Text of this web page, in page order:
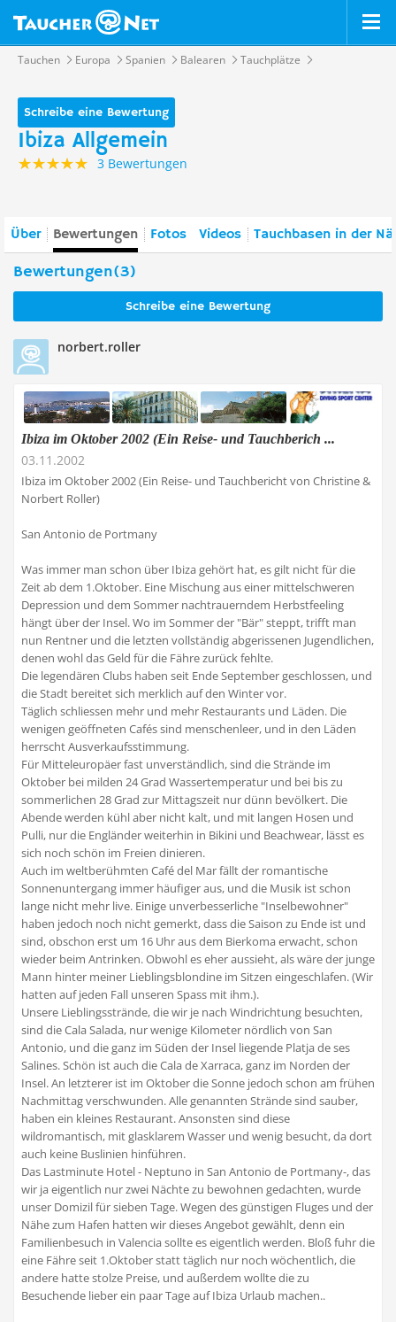
Tauchen Europa Spanien Balearen Tauchplätze
Schreibe eine Bewertung
Ibiza Allgemein
3 Bewertungen
Über Bewertungen Fotos Videos Tauchbasen in der
Bewertungen(3)
Schreibe eine Bewertung
norbert.roller
Ibiza im Oktober 2002 (Ein Reise- und Tauchberich ...
03.11.2002
Ibiza im Oktober 2002 (Ein Reise- und Tauchbericht von Christine &
Norbert Roller)
San Antonio de Portmany
Was immer man schon über Ibiza gehört hat, es gilt nicht für die
Zeit ab dem 1.Oktober. Eine Mischung aus einer mittelschweren
Depression und dem Sommer nachtrauerndem Herbstfeeling
hängt über der Insel. Wo im Sommer der "Bär" steppt, trifft man
nun Rentner und die letzten vollständig abgerissenen Jugendlichen,
denen wohl das Geld für die Fähre zurück fehlte.
Die legendären Clubs haben seit Ende September geschlossen, und
die Stadt bereitet sich merklich auf den Winter vor.
Täglich schliessen mehr und mehr Restaurants und Läden. Die
wenigen geöffneten Cafés sind menschenleer, und in den Läden
herrscht Ausverkaufsstimmung.
Für Mitteleuropäer fast unverständlich, sind die Strände im
Oktober bei milden 24 Grad Wassertemperatur und bei bis zu
sommerlichen 28 Grad zur Mittagszeit nur dünn bevölkert. Die
Abende werden kühl aber nicht kalt, und mit langen Hosen und
Pulli, nur die Engländer weiterhin in Bikini und Beachwear, lässt es
sich noch schön im Freien dinieren.
Auch im weltberühmten Café del Mar fällt der romantische
Sonnenuntergang immer häufiger aus, und die Musik ist schon
lange nicht mehr live. Einige unverbesserliche "Inselbewohner"
haben jedoch noch nicht gemerkt, dass die Saison zu Ende ist und
sind, obschon erst um 16 Uhr aus dem Bierkoma erwacht, schon
wieder beim Antrinken. Obwohl es eher aussieht, als wäre der junge
Mann hinter meiner Lieblingsblondine im Sitzen eingeschlafen. (Wir
hatten auf jeden Fall unseren Spass mit ihm.).
Unsere Lieblingsstrände, die wir je nach Windrichtung besuchten,
sind die Cala Salada, nur wenige Kilometer nördlich von San
Antonio, und die ganz im Süden der Insel liegende Platja de ses
Salines. Schön ist auch die Cala de Xarraca, ganz im Norden der
Insel. An letzterer ist im Oktober die Sonne jedoch schon am frühen
Nachmittag verschwunden. Alle genannten Strände sind sauber,
haben ein kleines Restaurant. Ansonsten sind diese
wildromantisch, mit glasklarem Wasser und wenig besucht, da dort
auch keine Buslinien hinführen.
Das Lastminute Hotel - Neptuno in San Antonio de Portmany-, das
wir ja eigentlich nur zwei Nächte zu bewohnen gedachten, wurde
unser Domizil für sieben Tage. Wegen des günstigen Fluges und der
Nähe zum Hafen hatten wir dieses Angebot gewählt, denn ein
Familienbesuch in Valencia sollte es eigentlich werden. Bloß fuhr die
eine Fähre seit 1.Oktober statt täglich nur noch wöchentlich, die
andere hatte stolze Preise, und außerdem wollte die zu
Besuchende lieber ein paar Tage auf Ibiza Urlaub machen..